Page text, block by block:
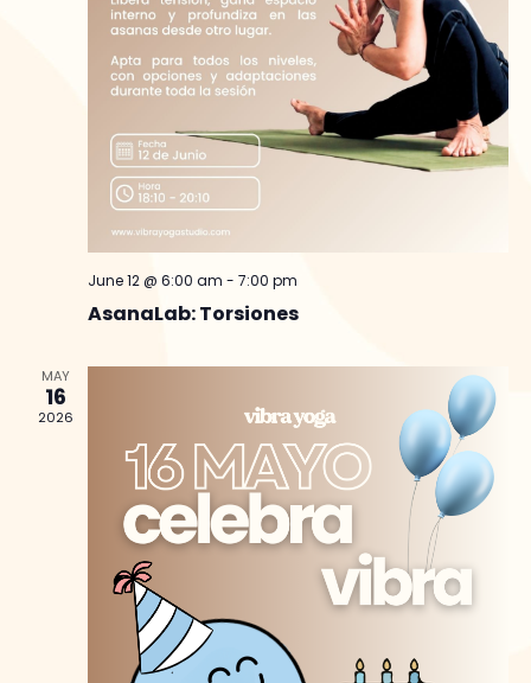
June 12 @ 6:00 am - 7:00 pm
AsanaLab: Torsiones
MAY
16
2026